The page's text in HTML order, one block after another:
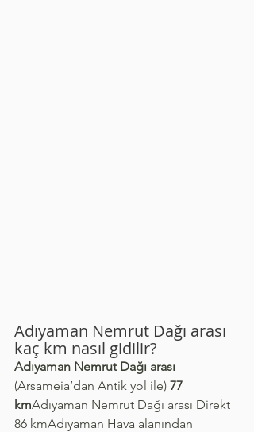
Adıyaman Nemrut Dağı arası
kaç km nasıl gidilir?
Adıyaman Nemrut Dağı arası
(Arsameia’dan Antik yol ile) 77
kmAdıyaman Nemrut Dağı arası Direkt
86 kmAdıyaman Hava alanından